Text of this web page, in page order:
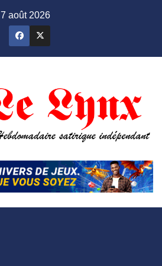
7 août 2026